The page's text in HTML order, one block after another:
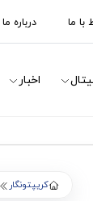
با ما درباره ما
اخبار
کریپتونگار